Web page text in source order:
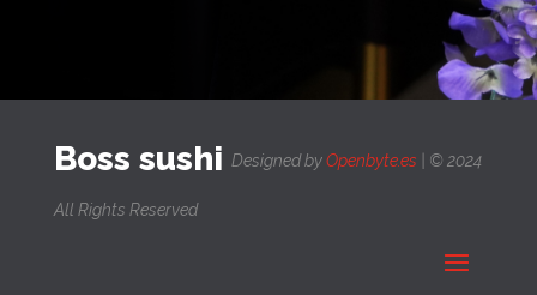
Boss sushi Designed byOpenbyte.es | © 2024
All Rights Reserved